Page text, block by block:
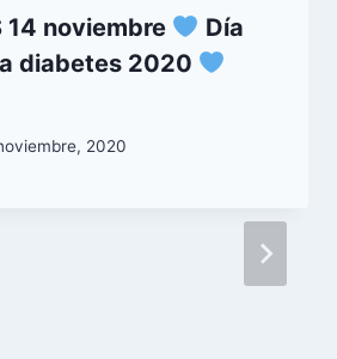
14 noviembre
Día
diabetes 2020
2020